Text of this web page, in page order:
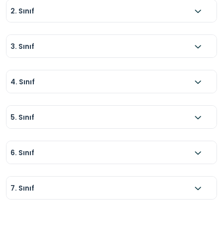
2. Sınıf
3. Sınıf
4. Sınıf
5. Sınıf
6. Sınıf
7. Sınıf